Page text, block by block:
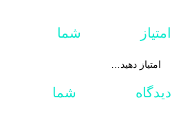
امتیاز شما
دیدگاه شما